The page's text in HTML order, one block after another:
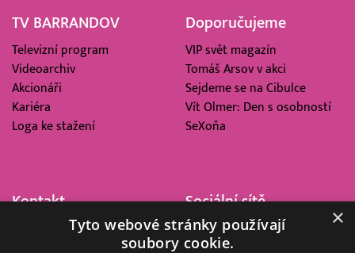
TV BARRANDOV
Televizní program
Videoarchiv
Akcionáři
Kariéra
Loga ke stažení
Doporučujeme
VIP svět magazín
Tomáš Arsov v akci
Sejdeme se na Cibulce
Vít Olmer: Den s osobností
SeXoňa
Kontakt
Barrandov Televizní Studio,
Sociální sítě
×
Tyto webové stránky používají
soubory cookie.